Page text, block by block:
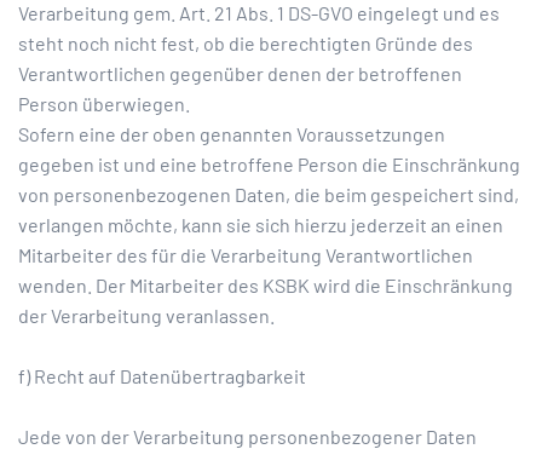
Verarbeitung gem. Art. 21 Abs. 1 DS-GVO eingelegt und es
steht noch nicht fest, ob die berechtigten Gründe des
Verantwortlichen gegenüber denen der betroffenen
Person überwiegen.
Sofern eine der oben genannten Voraussetzungen
gegeben ist und eine betroffene Person die Einschränkung
von personenbezogenen Daten, die beim gespeichert sind,
verlangen möchte, kann sie sich hierzu jederzeit an einen
Mitarbeiter des für die Verarbeitung Verantwortlichen
wenden. Der Mitarbeiter des KSBK wird die Einschränkung
der Verarbeitung veranlassen.
f) Recht auf Datenübertragbarkeit
Jede von der Verarbeitung personenbezogener Daten